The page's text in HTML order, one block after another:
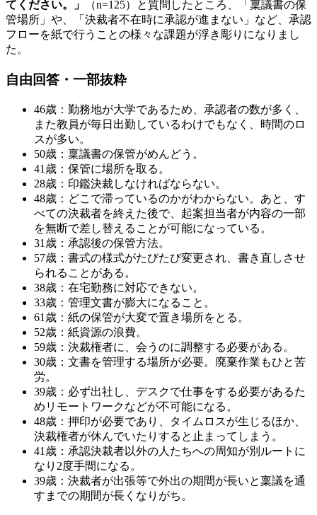
てください。」
（n=125）と質問したところ、「稟議書の保
管場所」や、「決裁者不在時に承認が進まない」など、承認
フローを紙で行うことの様々な課題が浮き彫りになりまし
た。
自由回答・一部抜粋
46歳：勤務地が大学であるため、承認者の数が多く、
また教員が毎日出勤しているわけでもなく、時間のロ
スが多い。
50歳：稟議書の保管がめんどう。
41歳：保管に場所を取る。
28歳：印鑑決裁しなければならない。
48歳：どこで滞っているのかがわからない。あと、す
べての決裁者を終えた後で、起案担当者が内容の一部
を無断で差し替えることが可能になっている。
31歳：承認後の保管方法。
57歳：書式の様式がたびたび変更され、書き直しさせ
られることがある。
38歳：在宅勤務に対応できない。
33歳：管理文書が膨大になること。
61歳：紙の保管が大変で置き場所をとる。
52歳：紙資源の浪費。
59歳：決裁権者に、会うのに調整する必要がある。
30歳：文書を管理する場所が必要。廃棄作業もひと苦
労。
39歳：必ず出社し、デスクで仕事をする必要があるた
めリモートワークなどが不可能になる。
48歳：押印が必要であり、タイムロスが生じるほか、
決裁権者が休んでいたりすると止まってしまう。
41歳：承認決裁者以外の人たちへの周知が別ルートに
なり2度手間になる。
39歳：決裁者が出張等で外出の期間が長いと稟議を通
すまでの期間が長くなりがち。